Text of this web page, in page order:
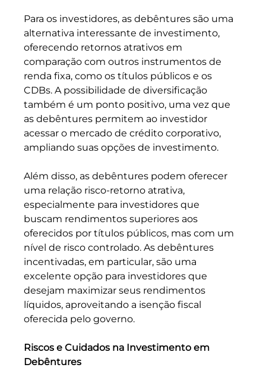
Para os investidores, as debêntures são uma
alternativa interessante de investimento,
oferecendo retornos atrativos em
comparação com outros instrumentos de
renda fixa, como os títulos públicos e os
CDBs. A possibilidade de diversificação
também é um ponto positivo, uma vez que
as debêntures permitem ao investidor
acessar o mercado de crédito corporativo,
ampliando suas opções de investimento.
Além disso, as debêntures podem oferecer
uma relação risco-retorno atrativa,
especialmente para investidores que
buscam rendimentos superiores aos
oferecidos por títulos públicos, mas com um
nível de risco controlado. As debêntures
incentivadas, em particular, são uma
excelente opção para investidores que
desejam maximizar seus rendimentos
líquidos, aproveitando a isenção fiscal
oferecida pelo governo.
Riscos e Cuidados na Investimento em
Debêntures